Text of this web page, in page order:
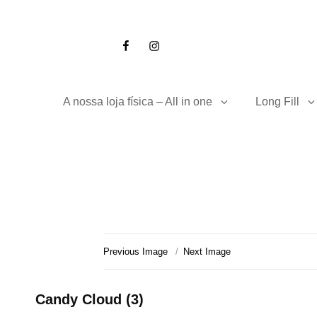
FacebookInstagram
A nossa loja física – All in one Long Fill
Previous Image Next Image
Candy Cloud (3)